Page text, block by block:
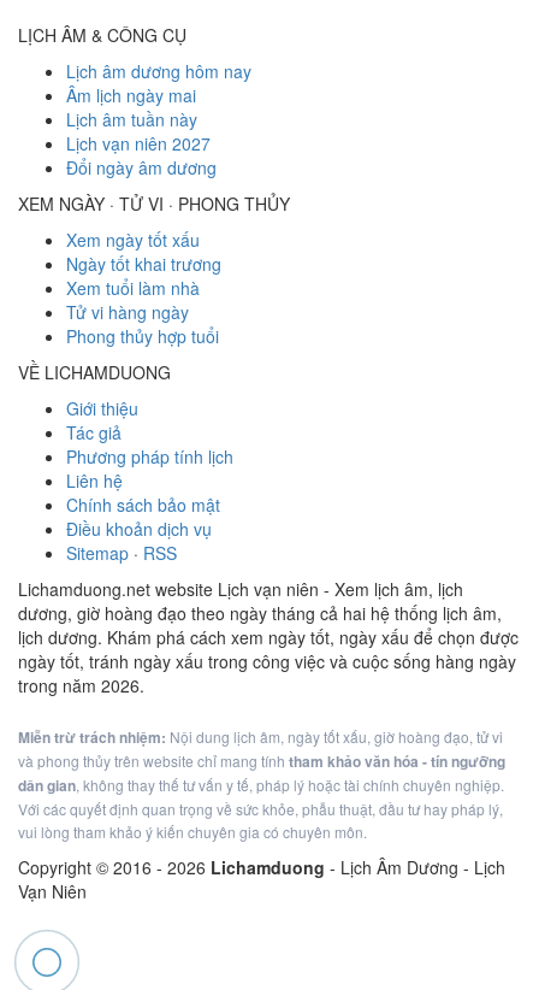
LỊCH ÂM & CÔNG CỤ
Lịch âm dương hôm nay
Âm lịch ngày mai
Lịch âm tuần này
Lịch vạn niên 2027
Đổi ngày âm dương
XEM NGÀY · TỬ VI · PHONG THỦY
Xem ngày tốt xấu
Ngày tốt khai trương
Xem tuổi làm nhà
Tử vi hàng ngày
Phong thủy hợp tuổi
VỀ LICHAMDUONG
Giới thiệu
Tác giả
Phương pháp tính lịch
Liên hệ
Chính sách bảo mật
Điều khoản dịch vụ
Sitemap · RSS
Lichamduong.net website Lịch vạn niên - Xem lịch âm, lịch
dương, giờ hoàng đạo theo ngày tháng cả hai hệ thống lịch âm,
lịch dương. Khám phá cách xem ngày tốt, ngày xấu để chọn được
ngày tốt, tránh ngày xấu trong công việc và cuộc sống hàng ngày
trong năm 2026.
Miễn trừ trách nhiệm: Nội dung lịch âm, ngày tốt xấu, giờ hoàng đạo, tử vi
và phong thủy trên website chỉ mang tính tham khảo văn hóa - tín ngưỡng
dân gian, không thay thế tư vấn y tế, pháp lý hoặc tài chính chuyên nghiệp.
Với các quyết định quan trọng về sức khỏe, phẫu thuật, đầu tư hay pháp lý,
vui lòng tham khảo ý kiến chuyên gia có chuyên môn.
Copyright © 2016 - 2026 Lichamduong - Lịch Âm Dương - Lịch
Vạn Niên